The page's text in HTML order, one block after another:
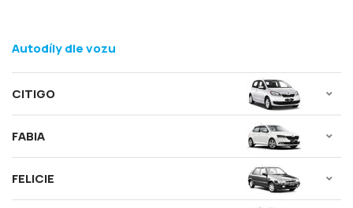
Autodíly dle vozu
CITIGO
FABIA
FELICIE